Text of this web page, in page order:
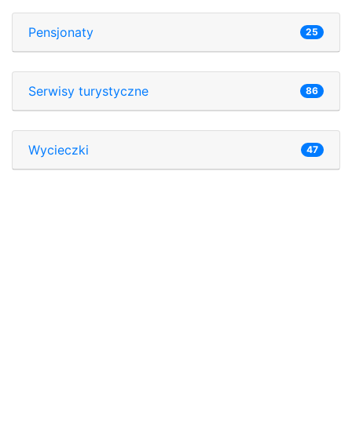
Pensjonaty 25
Serwisy turystyczne 86
Wycieczki 47